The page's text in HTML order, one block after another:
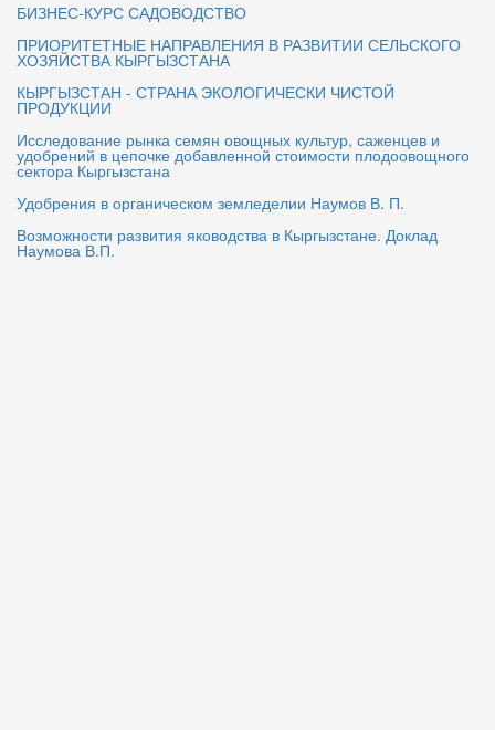
БИЗНЕС-КУРС САДОВОДСТВО
ПРИОРИТЕТНЫЕ НАПРАВЛЕНИЯ В РАЗВИТИИ СЕЛЬСКОГО
ХОЗЯЙСТВА КЫРГЫЗСТАНА
КЫРГЫЗСТАН - СТРАНА ЭКОЛОГИЧЕСКИ ЧИСТОЙ
ПРОДУКЦИИ
Исследование рынка семян овощных культур, саженцев и
удобрений в цепочке добавленной стоимости плодоовощного
сектора Кыргызстана
Удобрения в органическом земледелии Наумов В. П.
Возможности развития яководства в Кыргызстане. Доклад
Наумова В.П.